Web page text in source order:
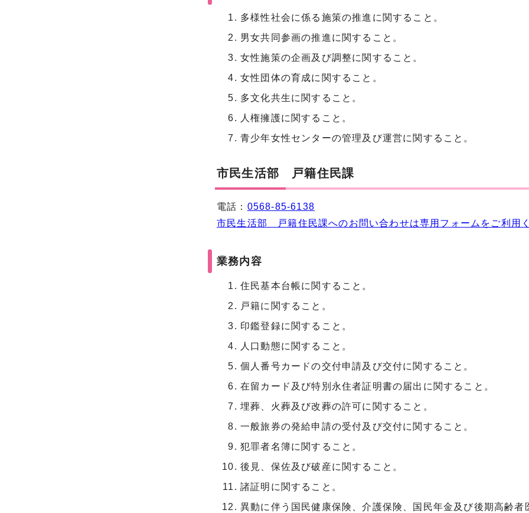
多様性社会に係る施策の推進に関すること。
男女共同参画の推進に関すること。
女性施策の企画及び調整に関すること。
女性団体の育成に関すること。
多文化共生に関すること。
人権擁護に関すること。
青少年女性センターの管理及び運営に関すること。
市民生活部 戸籍住民課
電話： 0568-85-6138
市民生活部 戸籍住民課へのお問い合わせは専用フォームをご利用く
業務内容
住民基本台帳に関すること。
戸籍に関すること。
印鑑登録に関すること。
人口動態に関すること。
個人番号カードの交付申請及び交付に関すること。
在留カード及び特別永住者証明書の届出に関すること。
埋葬、火葬及び改葬の許可に関すること。
一般旅券の発給申請の受付及び交付に関すること。
犯罪者名簿に関すること。
後見、保佐及び破産に関すること。
諸証明に関すること。
異動に伴う国民健康保険、介護保険、国民年金及び後期高齢者